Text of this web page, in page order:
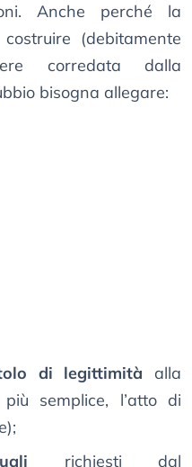
Anche perché la
(debitamente
corredata dalla
bisogna allegare:
di legittimità alla
più semplice, l’atto di
richiesti dal